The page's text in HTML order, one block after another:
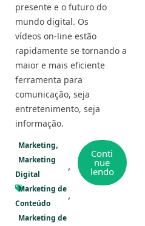
presente e o futuro do
mundo digital. Os
vídeos on-line estão
rapidamente se tornando a
maior e mais eficiente
ferramenta para
comunicação, seja
entretenimento, seja
informação.
Marketing
Marketing
Digital
Marketing de
Conteúdo
Marketing de
Conti
nue
lendo